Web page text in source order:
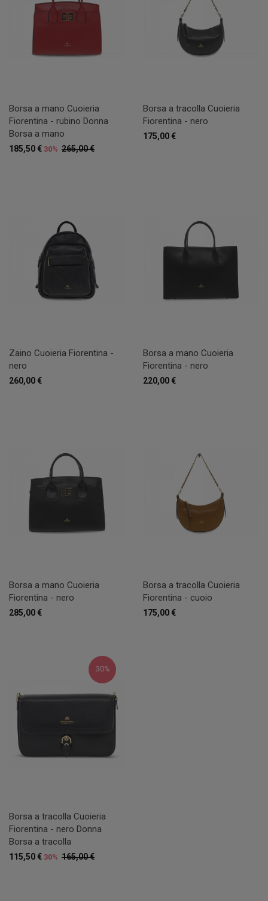
Borsa a mano Cuoieria
Fiorentina - rubino Donna
Borsa a mano
265,00 €
185,50 € 30%
Borsa a tracolla Cuoieria
Fiorentina - nero
175,00 €
Zaino Cuoieria Fiorentina -
nero
260,00 €
Borsa a mano Cuoieria
Fiorentina - nero
220,00 €
Borsa a mano Cuoieria
Fiorentina - nero
285,00 €
Borsa a tracolla Cuoieria
Fiorentina - cuoio
175,00 €
30%
Borsa a tracolla Cuoieria
Fiorentina - nero Donna
Borsa a tracolla
165,00 €
115,50 € 30%